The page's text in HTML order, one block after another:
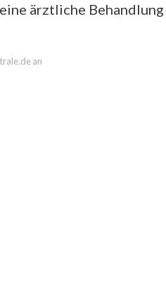
ärztliche Behandlung
an